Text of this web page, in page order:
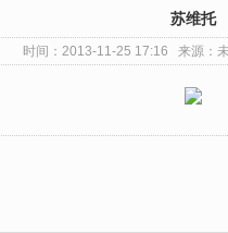
苏维托
时间：2013-11-25 17:16 来源：